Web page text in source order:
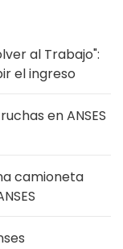
al Trabajo":
el ingreso
en ANSES
camioneta